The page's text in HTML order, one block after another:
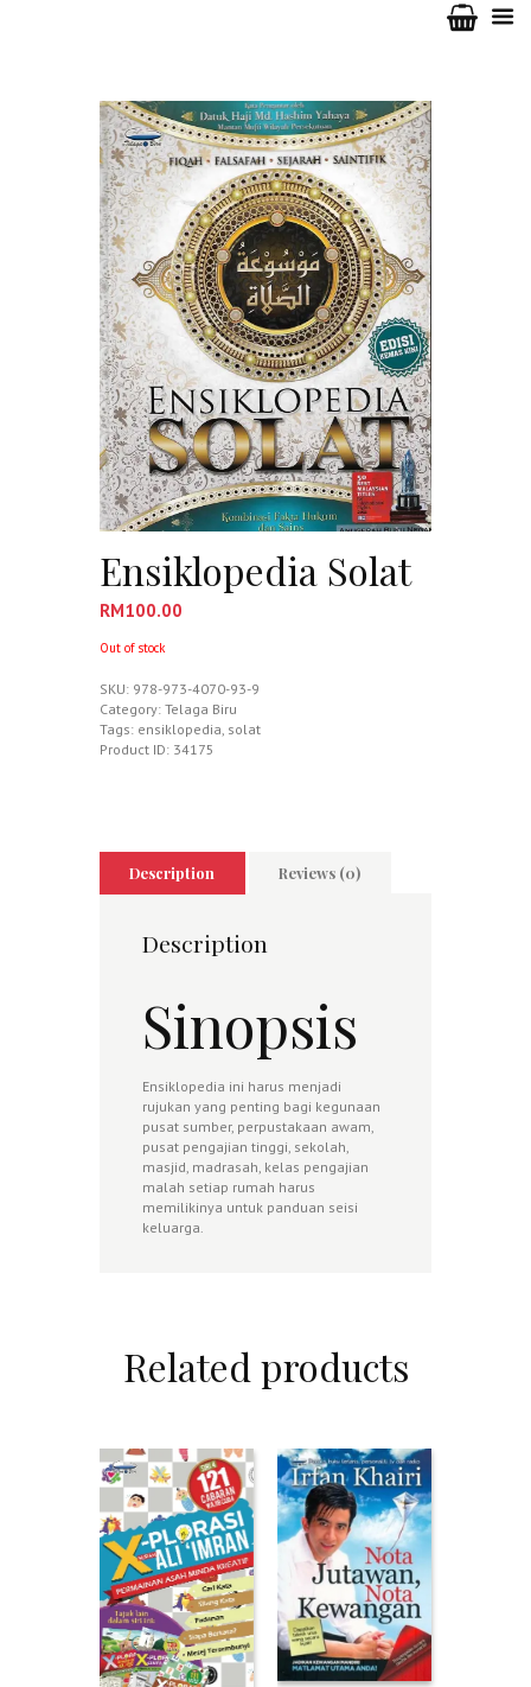
Ensiklopedia Solat
RM100.00
Out of stock
SKU: 978-973-4070-93-9
Category: Telaga Biru
Tags: ensiklopedia solat
Product ID: 34175
Description Reviews (0)
Description
Sinopsis
Ensiklopedia ini harus menjadi
rujukan yang penting bagi kegunaan
pusat sumber, perpustakaan awam,
pusat pengajian tinggi, sekolah,
masjid, madrasah, kelas pengajian
malah setiap rumah harus
memilikinya untuk panduan seisi
keluarga.
Related products